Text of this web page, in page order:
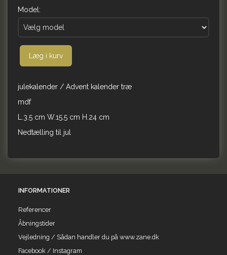
Model:
Læg i kurv
julekalender / Advent kalender træ
mdf
L.3.5 cm W.15.5 cm H.24 cm
Nedtælling til jul
INFORMATIONER
Referencer
Åbningstider
Vejledning / Sådan handler du på www.zane.dk
Facebook / Instagram